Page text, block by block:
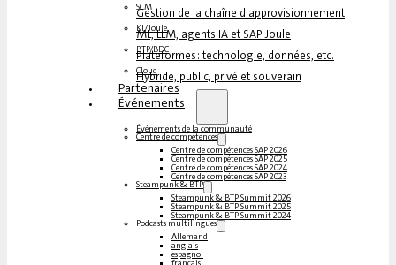
SCM
Gestion de la chaîne d'approvisionnement
KI/Joule
ML, LLM, agents IA et SAP Joule
BTP/BDC
Plateformes : technologie, données, etc.
Cloud
Hybride, public, privé et souverain
Partenaires
Événements
Événements de la communauté
Centre de compétences
Centre de compétences SAP 2026
Centre de compétences SAP 2025
Centre de compétences SAP 2024
Centre de compétences SAP 2023
Steampunk & BTP
Steampunk & BTP Summit 2026
Steampunk & BTP Summit 2025
Steampunk & BTP Summit 2024
Podcasts multilingues
Allemand
anglais
espagnol